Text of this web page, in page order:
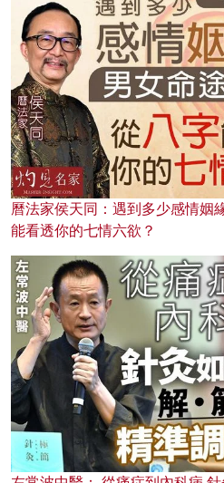
曆法家侯天同：遇到多少感情姻
能看透你的七情六欲？